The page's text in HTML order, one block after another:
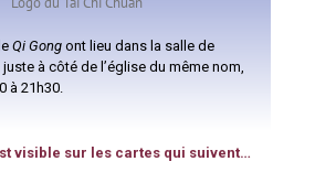
Qi Gong ont lieu dans la salle de
juste à côté de l’église du même nom,
à 21h30.
visible sur les cartes qui suivent…